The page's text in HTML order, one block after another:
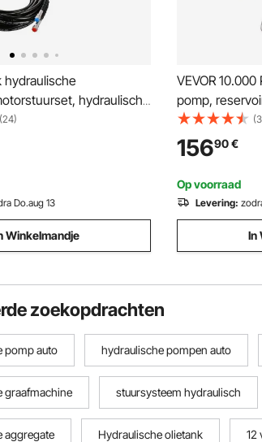
hydraulische
hydraulisch
met 342,9 mm
hydraulische
7924,8 mm slangen
motorboten
(24)
Do.aug 13
Winkelmandje
VEVOR
pomp,
uitlaat, NPT 1/
persen
15690€
Op voorraad
Levering:
In
zoekopdrachten
pomp auto hydraulische pompen auto
graafmachine stuursysteem hydraulisch
aggregate Hydraulische olietank 12